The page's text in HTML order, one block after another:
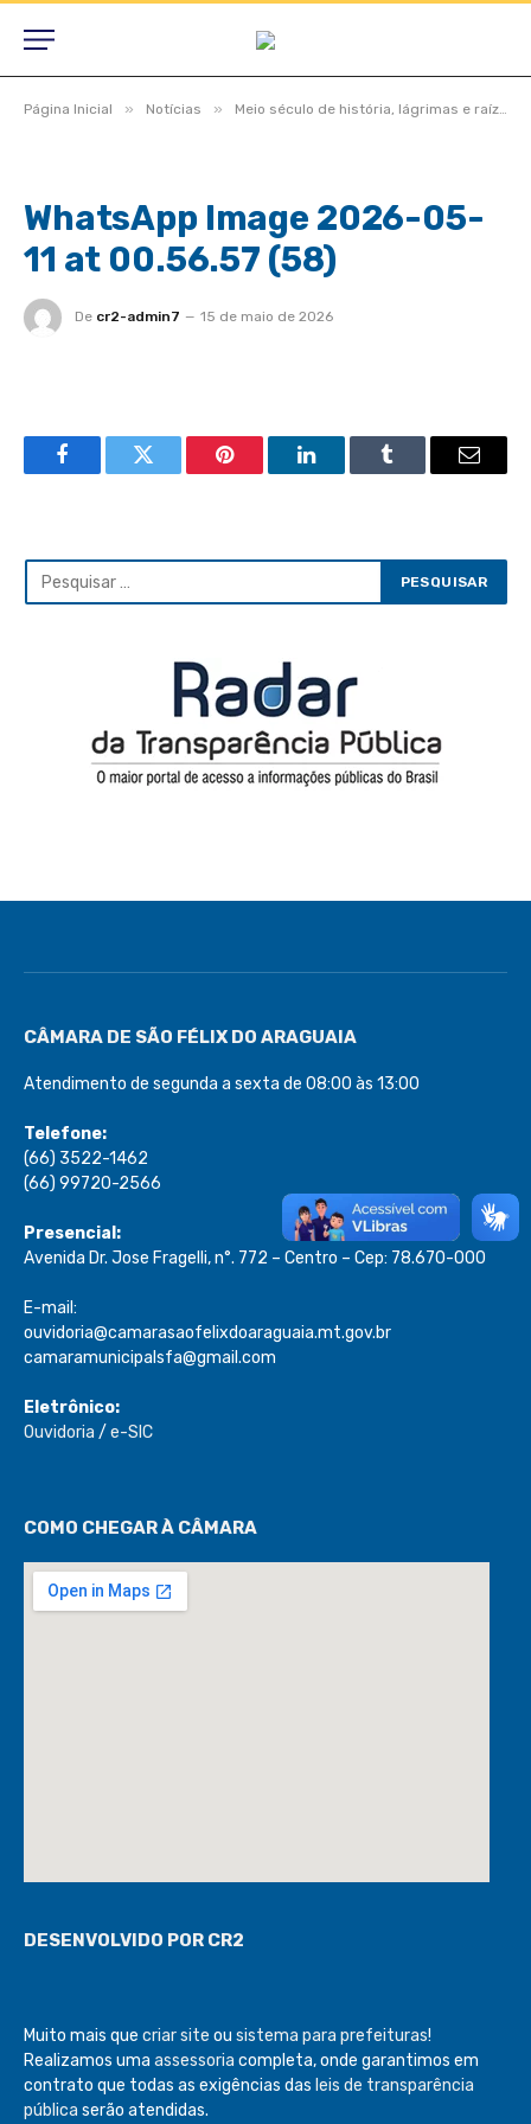
Página Inicial » Notícias » Meio século de história, lágrimas e raízes, São Félix do Araguaia vive noite inesquecível em homenagem aos pioneiros
WhatsApp Image 2026-05-
11 at 00.56.57 (58)
De cr2-admin7 15 de maio de 2026
FacebookTwitter Pinterest LinkedInTumblr Email
CÂMARA DE SÃO FÉLIX DO ARAGUAIA
Atendimento de segunda a sexta de 08:00 às 13:00
Telefone:
(66) 3522-1462
(66) 99720-2566
Presencial:
Avenida Dr. Jose Fragelli, n°. 772 – Centro – Cep: 78.670-000
E-mail:
ouvidoria@camarasaofelixdoaraguaia.mt.gov.br
camaramunicipalsfa@gmail.com
Eletrônico:
Ouvidoria / e-SIC
COMO CHEGAR À CÂMARA
DESENVOLVIDO POR CR2
Muito mais que criar site ou sistema para prefeituras!
Realizamos uma assessoria completa, onde garantimos em
contrato que todas as exigências das leis de transparência
pública serão atendidas.